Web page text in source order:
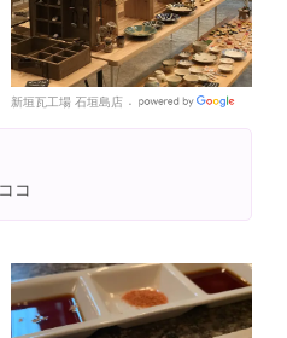
新垣瓦工場 石垣島店
Places
コ